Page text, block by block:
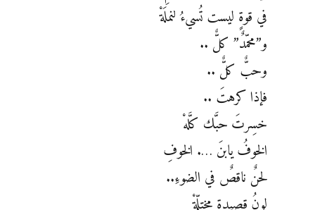
في قوةٍ ليست تُسيءُ لنملَةْ
و”محمّدٌ” كلٌّ ..
وحبٌّ كلٌّ ..
فإذا كرهتَ ..
خسِرتَ حبَّك كلَّهْ
الخوفُ يابنَ …. الخوفِ
لحنٌ ناقصٌ في الضوءِ..